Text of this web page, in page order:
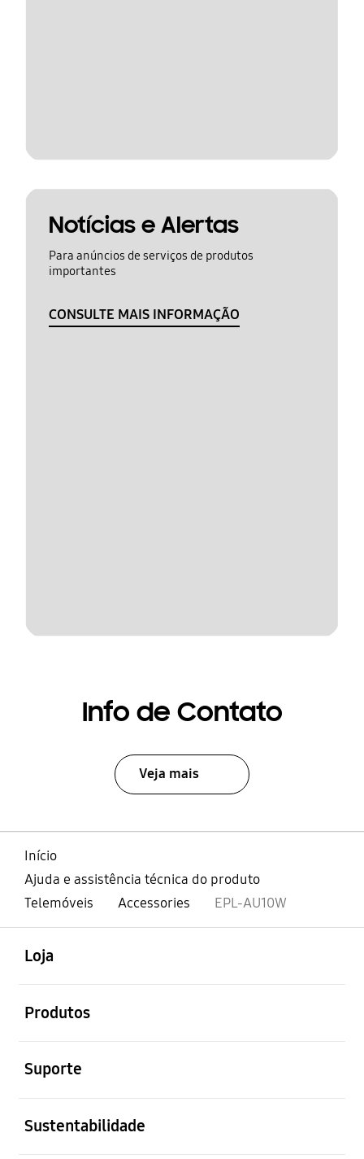
Notícias e Alertas
Para anúncios de serviços de produtos
importantes
CONSULTE MAIS INFORMAÇÃO
Info de Contato
Veja mais
Início
Ajuda e assistência técnica do produto
Telemóveis
Accessories EPL-AU10W
Loja
Produtos
Suporte
Sustentabilidade